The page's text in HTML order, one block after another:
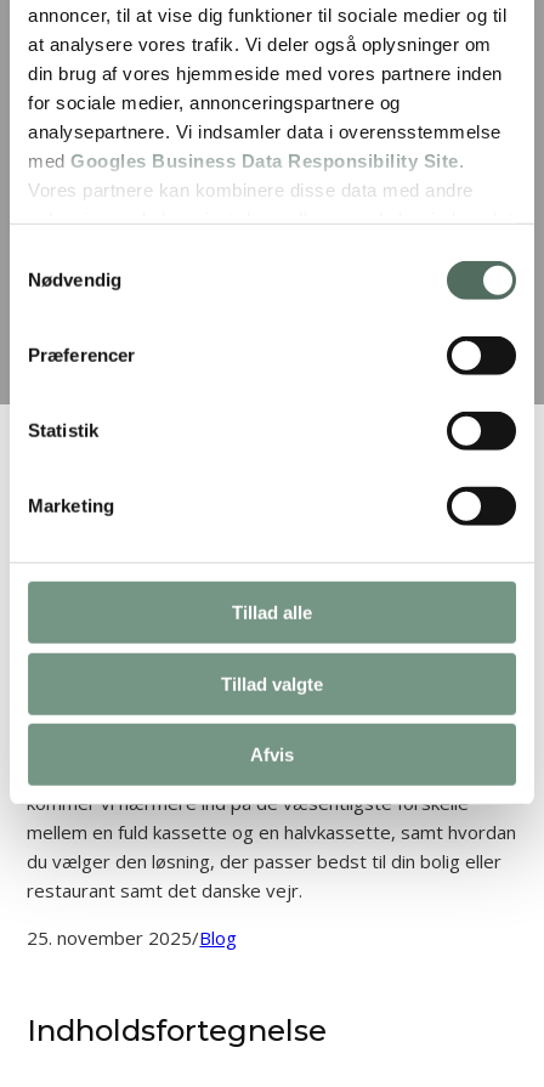
annoncer, til at vise dig funktioner til sociale medier og til
at analysere vores trafik. Vi deler også oplysninger om
din brug af vores hjemmeside med vores partnere inden
for sociale medier, annonceringspartnere og
analysepartnere. Vi indsamler data i overensstemmelse
med Googles Business Data Responsibility Site
Vores partnere kan kombinere disse data med andre
Nødvendig
Præferencer
Statistik
Marketing
Tillad alle
Tillad valgte
Afvis
Fuld kassettemarkise vs.
halv-kassette: Hvad er
forskellen, og hvad skal
du vælge?
Når du står over for at skulle investere i ny
solafskærmning til terrassen eller altanen, vil du hurtigt
støde på begrebetkassettemarkise. Det kan ved første
øjekast virke uoverskueligt at gennemskue de tekniske
kommer vi nærmere ind på de væsentligste forskelle
mellem en fuld kassette og en halvkassette, samt hvordan
du vælger den løsning, der passer bedst til din bolig eller
restaurant samt det danske vejr.
25. november 2025/Blog
Indholdsfortegnelse